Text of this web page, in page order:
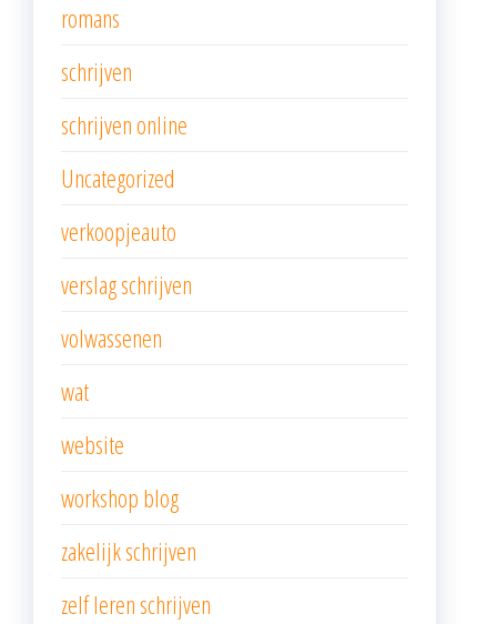
romans
schrijven
schrijven online
Uncategorized
verkoopjeauto
verslag schrijven
volwassenen
wat
website
workshop blog
zakelijk schrijven
zelf leren schrijven